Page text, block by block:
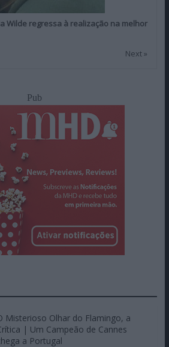
Wilde regressa à realização na melhor
Next »
Pub
Misterioso Olhar do Flamingo, a
| Um Campeão de Cannes
a Portugal